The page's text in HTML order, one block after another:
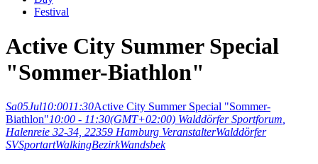
Festival
Active City Summer Special
"Sommer-Biathlon"
Sa05Jul10:0011:30Active City Summer Special "Sommer-
Biathlon"10:00 - 11:30(GMT+02:00) Walddörfer Sportforum,
Halenreie 32-34, 22359 Hamburg VeranstalterWalddörfer
SVSportartWalkingBezirkWandsbek